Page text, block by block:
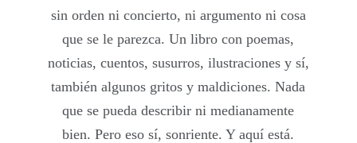
sin orden ni concierto, ni argumento ni cosa
que se le parezca. Un libro con poemas,
noticias, cuentos, susurros, ilustraciones y sí,
también algunos gritos y maldiciones. Nada
que se pueda describir ni medianamente
bien. Pero eso sí, sonriente. Y aquí está.